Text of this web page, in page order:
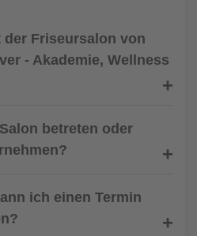
der Friseursalon von
- Akademie, Wellness
betreten oder
ich einen Termin